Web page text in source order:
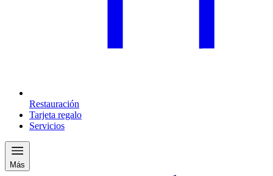
Restauración
Tarjeta regalo
Servicios
Más